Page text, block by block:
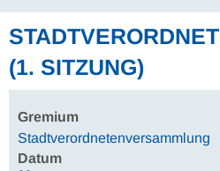
(1. SITZUNG)
Gremium
Stadtverordnetenversammlung
Datum